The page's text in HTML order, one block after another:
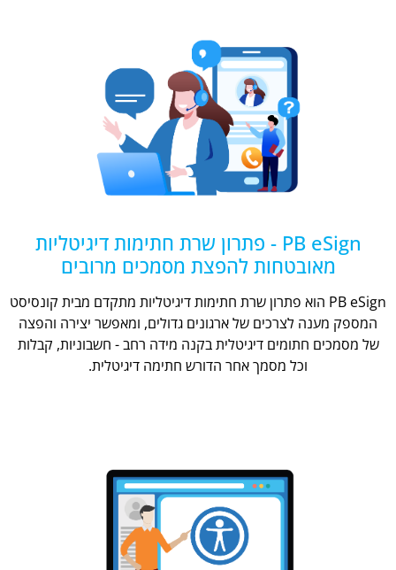
PB eSign - פתרון שרת חתימות דיגיטליות
מאובטחות להפצת מסמכים מרובים
PB eSign הוא פתרון שרת חתימות דיגיטליות מתקדם מבית קונסיסט
המספק מענה לצרכים של ארגונים גדולים, ומאפשר יצירה והפצה
של מסמכים חתומים דיגיטלית בקנה מידה רחב - חשבוניות, קבלות
וכל מסמך אחר הדורש חתימה דיגיטלית.